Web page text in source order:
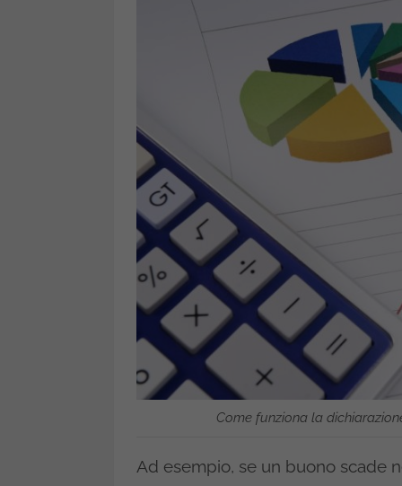
Come funziona la
Ad esempio, se un buono scade